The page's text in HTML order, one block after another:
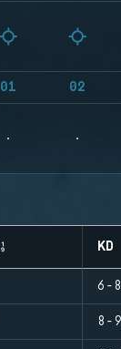
01 02
6-
8-